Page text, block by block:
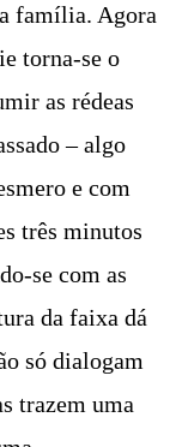
família. Agora
torna-se o
as rédeas
– algo
e com
três minutos
se com as
da faixa dá
só dialogam
trazem uma